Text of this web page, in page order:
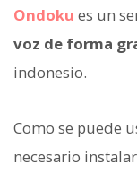
Ondoku es un
voz de forma
indonesio.
Como se puede
necesario